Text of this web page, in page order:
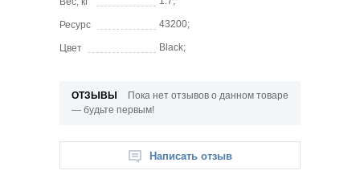
Ресурс 43200;
Цвет Black;
ОТЗЫВЫ
Пока нет отзывов о данном товаре
— будьте первым!
Написать отзыв